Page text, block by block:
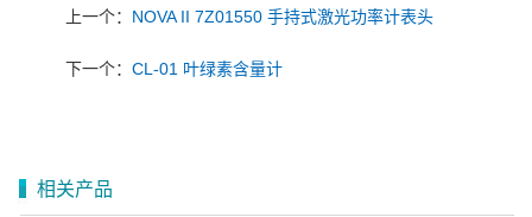
上一个： NOVA II 7Z01550 手持式激光功率计表头
下一个： CL-01 叶绿素含量计
相关产品